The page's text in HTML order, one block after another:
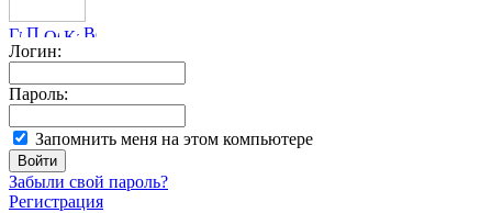
Логин:
Пароль:
Запомнить меня на этом компьютере
Забыли свой пароль?
Регистрация